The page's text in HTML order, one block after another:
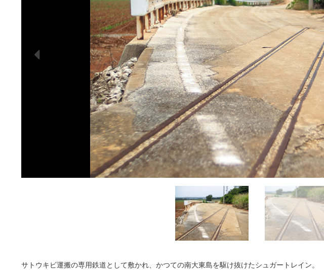
サトウキビ運搬の専用鉄道として敷かれ、かつての南大東島を駆け抜けたシュガートレイン。